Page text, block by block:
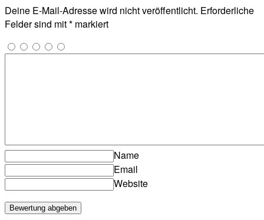
Deine E-Mail-Adresse wird nicht veröffentlicht. Erforderliche
Felder sind mit* markiert
Name
Email
Website